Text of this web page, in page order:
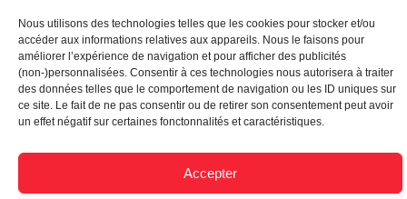
Nous utilisons des technologies telles que les cookies pour stocker et/ou
accéder aux informations relatives aux appareils. Nous le faisons pour
améliorer l’expérience de navigation et pour afficher des publicités
(non-)personnalisées. Consentir à ces technologies nous autorisera à traiter
des données telles que le comportement de navigation ou les ID uniques sur
ce site. Le fait de ne pas consentir ou de retirer son consentement peut avoir
un effet négatif sur certaines fonctonnalités et caractéristiques.
Accepter
Retour à l’accueil